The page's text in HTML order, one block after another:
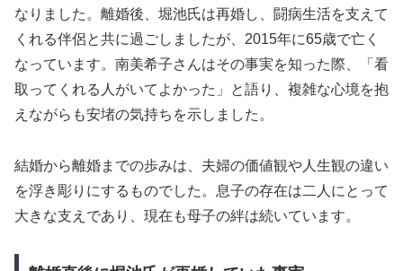
なりました。離婚後、堀池氏は再婚し、闘病生活を支えて
くれる伴侶と共に過ごしましたが、2015年に65歳で亡く
なっています。南美希子さんはその事実を知った際、「看
取ってくれる人がいてよかった」と語り、複雑な心境を抱
えながらも安堵の気持ちを示しました。
結婚から離婚までの歩みは、夫婦の価値観や人生観の違い
を浮き彫りにするものでした。息子の存在は二人にとって
大きな支えであり、現在も母子の絆は続いています。